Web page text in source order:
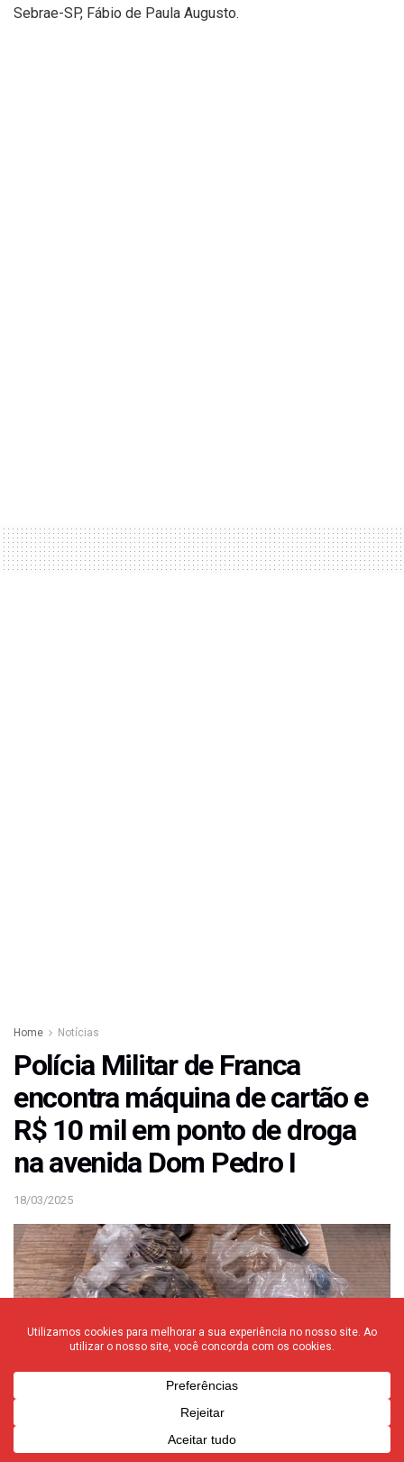
Sebrae-SP, Fábio de Paula Augusto.
Home Notícias
Polícia Militar de Franca
encontra máquina de cartão e
R$ 10 mil em ponto de droga
na avenida Dom Pedro I
18/03/2025